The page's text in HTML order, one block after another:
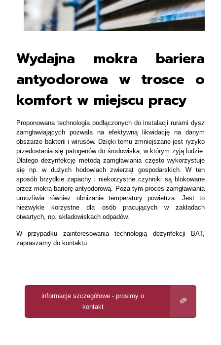
Wydajna mokra bariera
antyodorowa w trosce o
komfort w miejscu pracy
Proponowana technologia podłączonych do instalacji rurami dysz
zamgławiających pozwala na efektywną likwidację na danym
obszarze bakterii i wirusów. Dzięki temu zmniejszane jest ryzyko
przedostania się patogenów do środowiska, w którym żyją ludzie.
Dlatego dezynfekcję metodą zamgławiania często wykorzystuje
się np. w dużych hodowlach zwierząt gospodarskich. W ten
sposób brzydkie zapachy i niekorzystne czynniki są blokowane
przez mokrą barierę antyodorową. Poza tym proces zamgławiania
umożliwia również obniżanie temperatury powietrza. Jest to
niezwykle korzystne dla osób pracujących w zakładach
otwartych, np. składowiskach odpadów.
W przypadku zainteresowania technologią dezynfekcji BAT,
zapraszamy do kontaktu
informacje szczegółowe - prosimy o
kontakt